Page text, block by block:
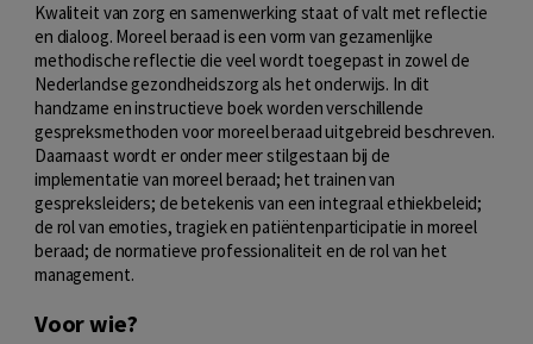
Kwaliteit van zorg en samenwerking staat of valt met reflectie
en dialoog. Moreel beraad is een vorm van gezamenlijke
methodische reflectie die veel wordt toegepast in zowel de
Nederlandse gezondheidszorg als het onderwijs. In dit
handzame en instructieve boek worden verschillende
gespreksmethoden voor moreel beraad uitgebreid beschreven.
Daarnaast wordt er onder meer stilgestaan bij de
implementatie van moreel beraad; het trainen van
gespreksleiders; de betekenis van een integraal ethiekbeleid;
de rol van emoties, tragiek en patiëntenparticipatie in moreel
beraad; de normatieve professionaliteit en de rol van het
management.
Voor wie?